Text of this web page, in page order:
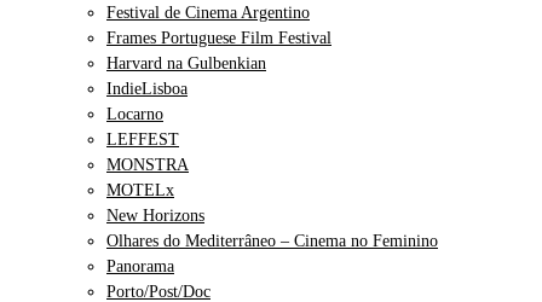
Festival de Cinema Argentino
Frames Portuguese Film Festival
Harvard na Gulbenkian
IndieLisboa
Locarno
LEFFEST
MONSTRA
MOTELx
New Horizons
Olhares do Mediterrâneo – Cinema no Feminino
Panorama
Porto/Post/Doc